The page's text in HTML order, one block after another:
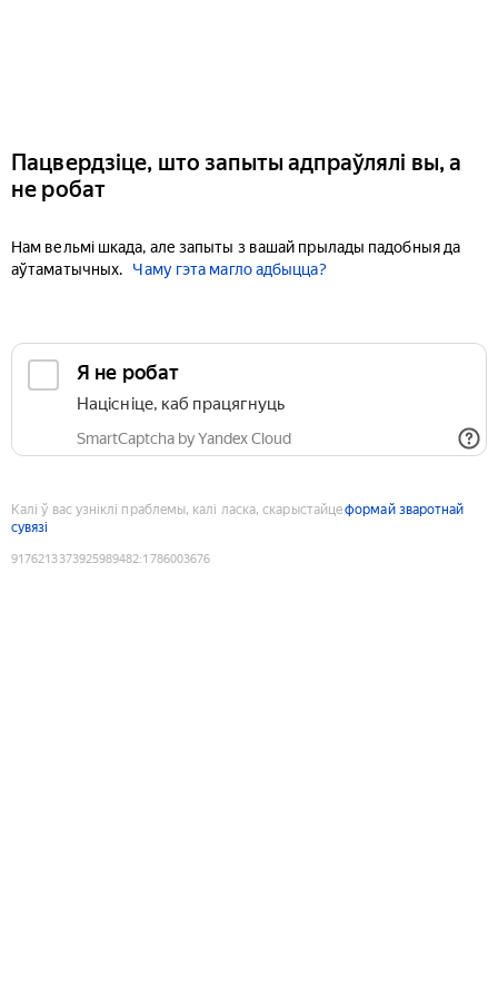
Пацвердзіце, што запыты адпраўлялі вы, а
не робат
Нам вельмі шкада, але запыты з вашай прылады падобныя да
аўтаматычных.
Чаму гэта магло адбыцца?
Я не робат
Націсніце, каб працягнуць
SmartCaptcha by Yandex Cloud
Калі ў вас узніклі праблемы, калі ласка, скарыстайцеформай зваротнай
сувязі
9176213373925989482:1786003676